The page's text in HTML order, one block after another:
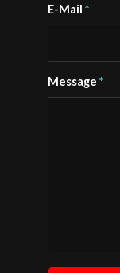
E-Mail *
Message *